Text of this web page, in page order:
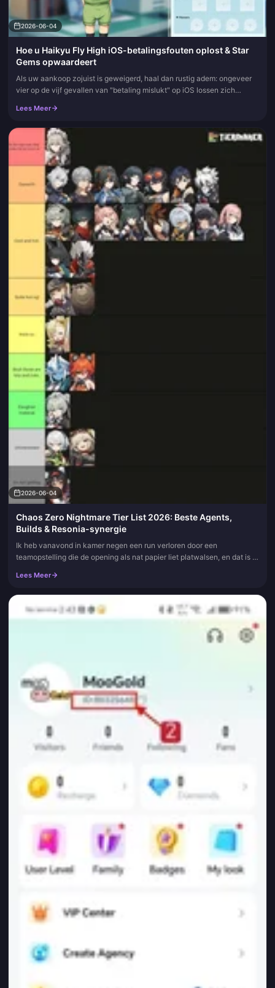
2026-06-04
Hoe u Haikyu Fly High iOS-betalingsfouten oplost & Star
Gems opwaardeert
Als uw aankoop zojuist is geweigerd, haal dan rustig adem: ongeveer
vier op de vijf gevallen van "betaling mislukt" op iOS lossen zich
Lees Meer
2026-06-04
Chaos Zero Nightmare Tier List 2026: Beste Agents,
Builds & Resonia-synergie
Ik heb vanavond in kamer negen een run verloren door een
teamopstelling die de opening als nat papier liet platwalsen, en dat is in
Lees Meer